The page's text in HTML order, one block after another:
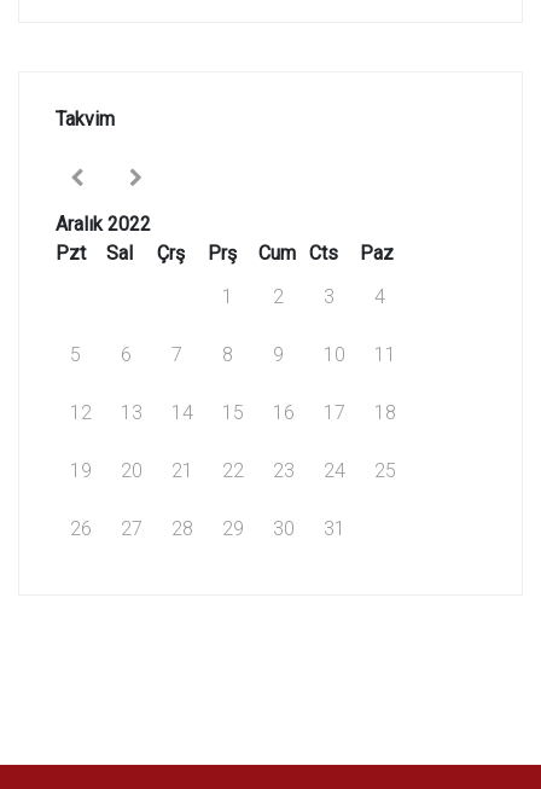
Takvim
Aralık 2022
Pzt
Sal Çrş Prş Cum Cts
Paz
1
2 3 4
5 6 7 8 9 10 11
12 13 14 15 16 17 18
19 20 21 22 23 24 25
26 27 28 29 30 31